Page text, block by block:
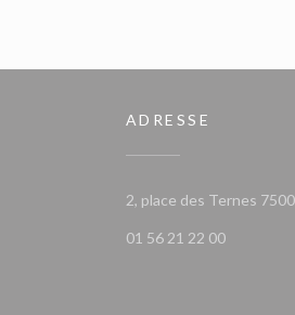
ADRESSE
2, place des Ternes
01 56 21 22 00